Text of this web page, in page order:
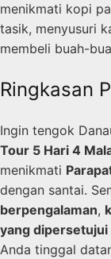
menikmati kopi
tasik, menyusuri
membeli buah-
Ringkasan
Ingin tengok
Tour 5 Hari 4
menikmati
dengan santai.
berpengalaman,
yang dipersetujui
Anda tinggal